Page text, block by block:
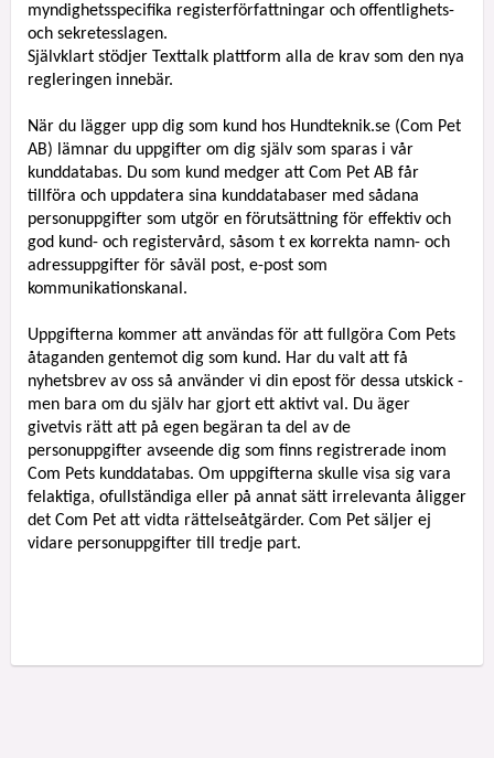
myndighetsspecifika registerförfattningar och offentlighets-
och sekretesslagen.
Självklart stödjer Texttalk plattform alla de krav som den nya
regleringen innebär.
När du lägger upp dig som kund hos Hundteknik.se (Com Pet
AB) lämnar du uppgifter om dig själv som sparas i vår
kunddatabas. Du som kund medger att Com Pet AB får
tillföra och uppdatera sina kunddatabaser med sådana
personuppgifter som utgör en förutsättning för effektiv och
god kund- och registervård, såsom t ex korrekta namn- och
adressuppgifter för såväl post, e-post som
kommunikationskanal.
Uppgifterna kommer att användas för att fullgöra Com Pets
åtaganden gentemot dig som kund. Har du valt att få
nyhetsbrev av oss så använder vi din epost för dessa utskick -
men bara om du själv har gjort ett aktivt val. Du äger
givetvis rätt att på egen begäran ta del av de
personuppgifter avseende dig som finns registrerade inom
Com Pets kunddatabas. Om uppgifterna skulle visa sig vara
felaktiga, ofullständiga eller på annat sätt irrelevanta åligger
det Com Pet att vidta rättelseåtgärder. Com Pet säljer ej
vidare personuppgifter till tredje part.